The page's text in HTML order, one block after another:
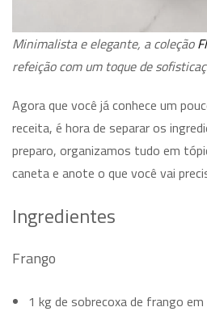
Minimalista e elegante, a coleção
refeição com um toque de
Agora que você já conhece um
receita, é hora de separar os
preparo, organizamos tudo em
caneta e anote o que você vai
Ingredientes
Frango
1 kg de sobrecoxa de frango